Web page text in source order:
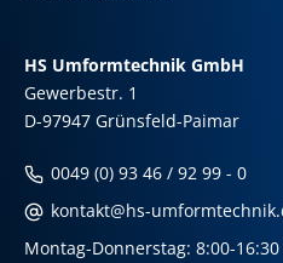
HS Umformtechnik GmbH
Gewerbestr. 1
D-97947 Grünsfeld-Paimar
0049 (0) 93 46 / 92 99 - 0
kontakt@hs-
Montag-Donnerstag: 8:00-